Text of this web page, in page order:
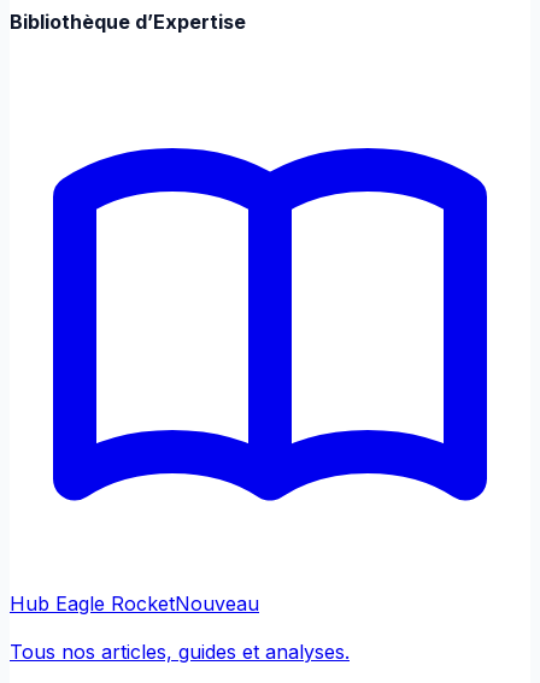
Bibliothèque d’Expertise
Hub Eagle RocketNouveau
Tous nos articles, guides et analyses.